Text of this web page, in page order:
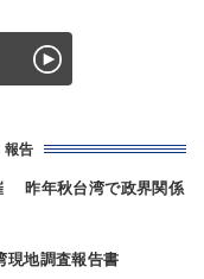
報告
昨年秋台湾で政界関係
現地調査報告書